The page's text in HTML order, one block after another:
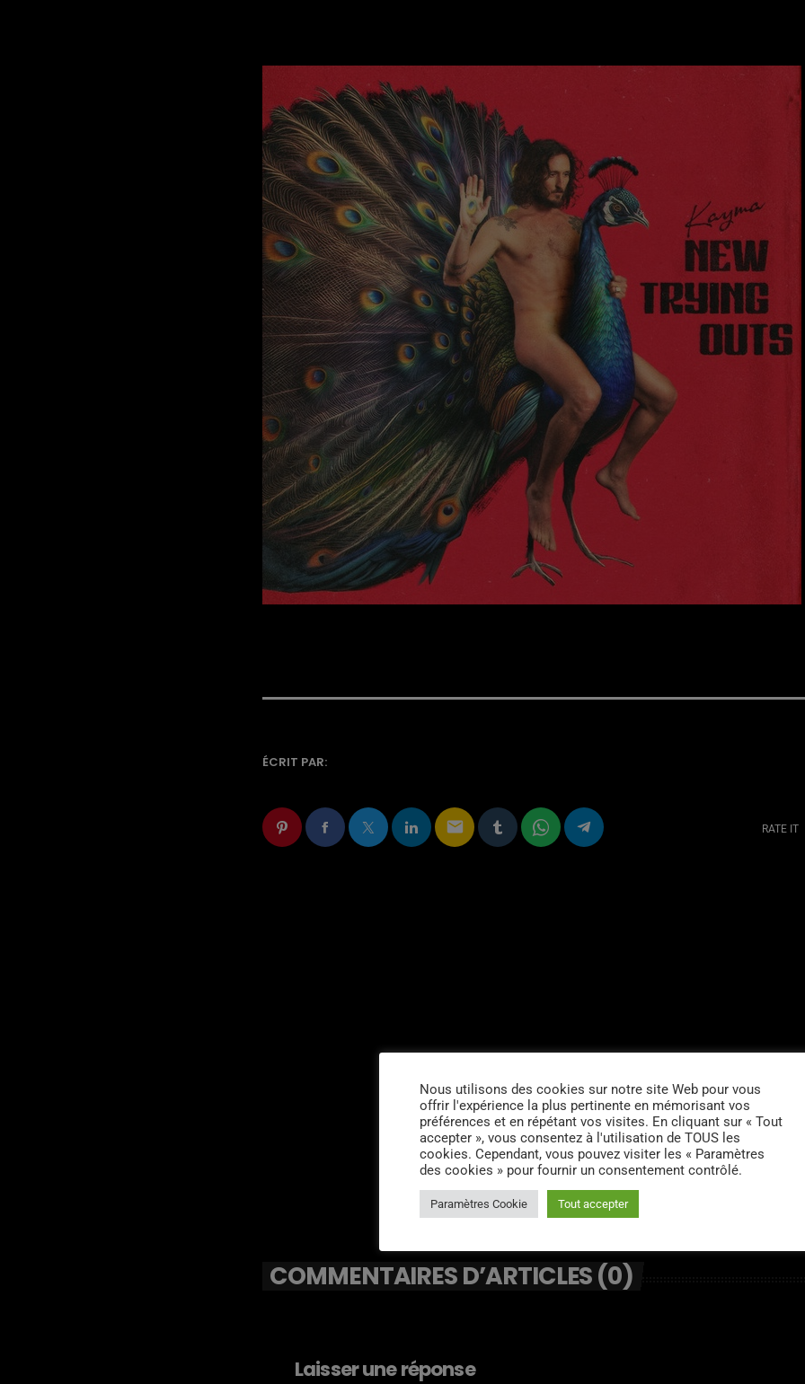
ÉCRIT PAR:
email RATE IT
COMMENTAIRES D’ARTICLES (0)
Laisser une réponse
Nous utilisons des cookies sur notre site Web pour vous
offrir l'expérience la plus pertinente en mémorisant vos
préférences et en répétant vos visites. En cliquant sur « Tout
accepter », vous consentez à l'utilisation de TOUS les
cookies. Cependant, vous pouvez visiter les « Paramètres
des cookies » pour fournir un consentement contrôlé.
Paramètres Cookie Tout accepter